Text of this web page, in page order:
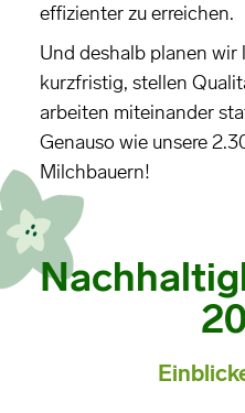
effizienter zu erreichen.
Und deshalb planen
kurzfristig, stellen
arbeiten miteinander
Genauso wie unsere
Milchbauern!